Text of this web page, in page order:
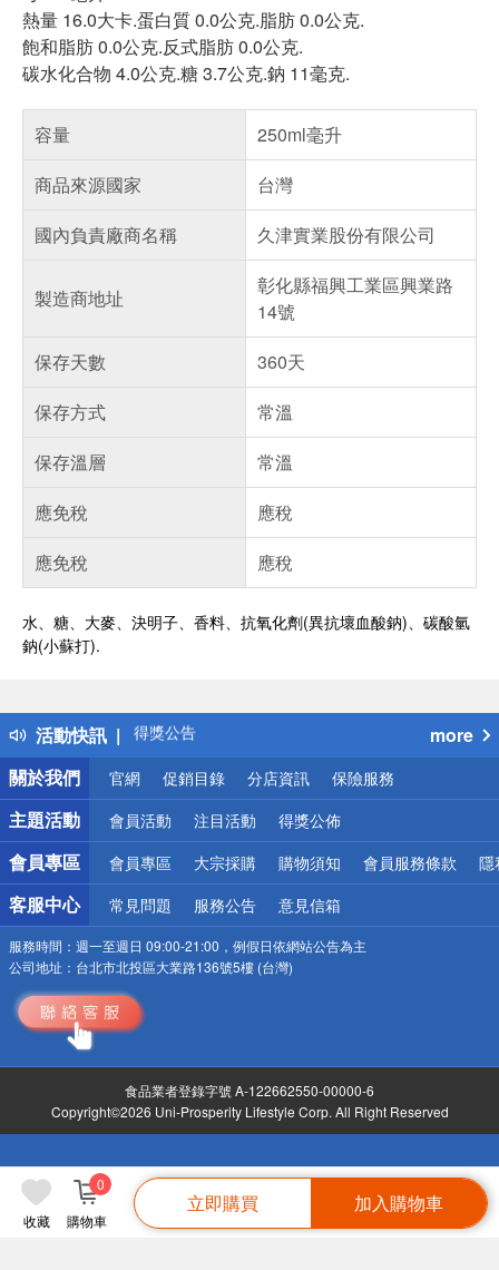
收藏 購物車
0
立即購買 加入購物車
熱量 16.0大卡.蛋白質 0.0公克.脂肪 0.0公克.
飽和脂肪 0.0公克.反式脂肪 0.0公克.
碳水化合物 4.0公克.糖 3.7公克.鈉 11毫克.
容量
250ml毫升
商品來源國家
台灣
國內負責廠商名稱
久津實業股份有限公司
製造商地址
彰化縣福興工業區興業路
14號
保存天數
360天
保存方式
常溫
保存溫層
常溫
應免稅
應稅
應免稅
應稅
水、糖、大麥、決明子、香料、抗氧化劑(異抗壞血酸鈉)、碳酸氫
鈉(小蘇打).
活動快訊
得獎公告
熱門話題
銀行優惠
偏遠地區配送
詐騙網頁！請小心！
more
關於我們
官網 促銷目錄 分店資訊 保險服務
主題活動 會員活動 注目活動 得獎公佈
會員專區 會員專區 大宗採購 購物須知 會員服務條款 隱
客服中心 常見問題 服務公告 意見信箱
服務時間： 週一至週日 09:00-21:00，例假日依網站公告為主
公司地址： 台北市北投區大業路136號5樓 (台灣)
食品業者登錄字號 A-122662550-00000-6
Copyright©2026 Uni-Prosperity Lifestyle Corp. All Right Reserved